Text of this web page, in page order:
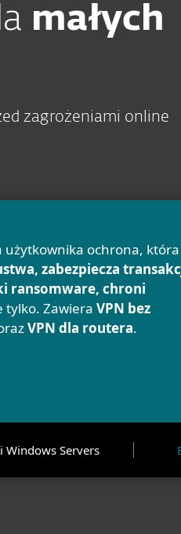
małych
zagrożeniami online
użytkownika ochrona, która
zabezpiecza
ransomware, chroni
tylko. Zawiera VPN bez
VPN dla routera.
Windows Servers